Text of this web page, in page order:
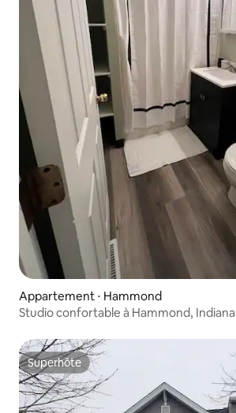
Appartement ⋅ Hammond
Studio confortable à Hammond, Indiana
Superhôte
Superhôte